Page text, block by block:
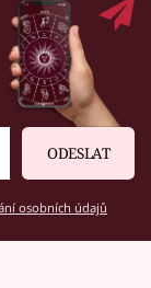
ODESLAT
osobních údajů